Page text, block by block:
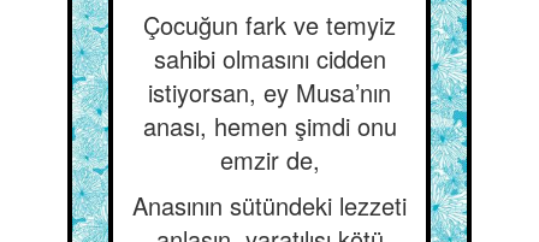
Çocuğun fark ve temyiz
sahibi olmasını cidden
istiyorsan, ey Musa’nın
anası, hemen şimdi onu
emzir de,
Anasının sütündeki lezzeti